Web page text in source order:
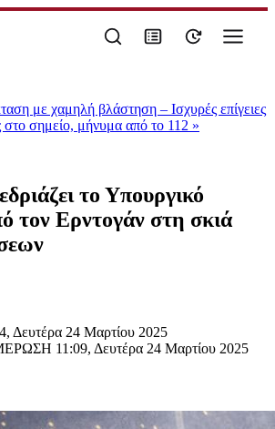
με χαμηλή βλάστηση – Ισχυρές επίγειες
στο σημείο, μήνυμα από το 112 »
το Υπουργικό
τον Ερντογάν στη σκιά
Δευτέρα 24 Μαρτίου 2025
11:09, Δευτέρα 24 Μαρτίου 2025